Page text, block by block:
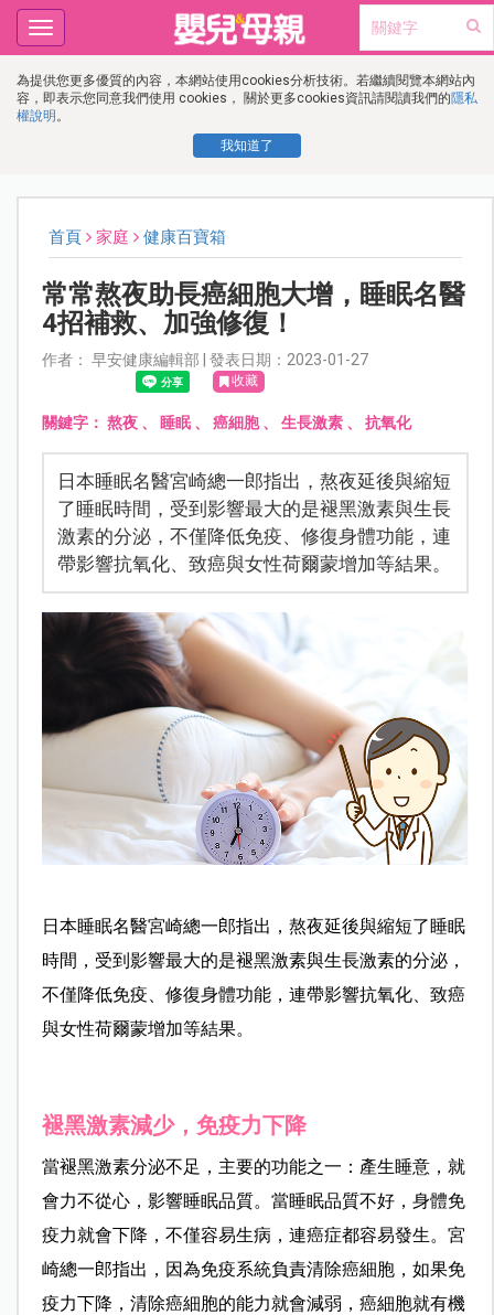
為提供您更多優質的內容，本網站使用cookies分析技術。若繼續閱覽本網站內
容，即表示您同意我們使用 cookies， 關於更多cookies資訊請閱讀我們的隱私
權說明 。
我知道了
Toggle
navigation
首頁 家庭 健康百寶箱
常常熬夜助長癌細胞大增，睡眠名醫
4招補救、加強修復！
作者： 早安健康編輯部 | 發表日期：2023-01-27
收藏
關鍵字： 熬夜、 睡眠、 癌細胞、 生長激素、 抗氧化
日本睡眠名醫宮崎總一郎指出，熬夜延後與縮短
了睡眠時間，受到影響最大的是褪黑激素與生長
激素的分泌，不僅降低免疫、修復身體功能，連
帶影響抗氧化、致癌與女性荷爾蒙增加等結果。
日本睡眠名醫宮崎總一郎指出，熬夜延後與縮短了睡眠
時間，受到影響最大的是褪黑激素與生長激素的分泌，
不僅降低免疫、修復身體功能，連帶影響抗氧化、致癌
與女性荷爾蒙增加等結果。
褪黑激素減少，免疫力下降
當褪黑激素分泌不足，主要的功能之一：產生睡意，就
會力不從心，影響睡眠品質。當睡眠品質不好，身體免
疫力就會下降，不僅容易生病，連癌症都容易發生。宮
崎總一郎指出，因為免疫系統負責清除癌細胞，如果免
疫力下降，清除癌細胞的能力就會減弱，癌細胞就有機